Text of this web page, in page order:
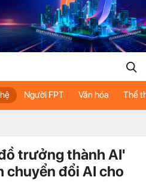
Người FPT Văn hóa Thể
trưởng thành AI'
chuyển đổi AI cho